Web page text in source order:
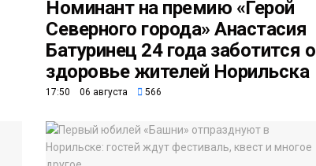
Номинант на премию «Герой
Северного города» Анастасия
Батуринец 24 года заботится о
здоровье жителей Норильска
17:50 06 августа 566